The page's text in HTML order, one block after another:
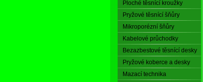
Ploché těsnící kroužky
Pryžové těsnící šňůry
Mikroporézní šňůry
Kabelové průchodky
Bezazbestové těsnící desky
Pryžové koberce a desky
Mazací technika